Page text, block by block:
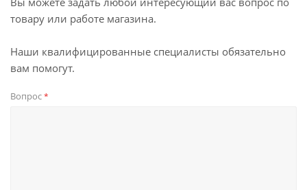
товару или работе магазина.
Наши квалифицированные специалисты обязательно
вам помогут.
Вопрос*